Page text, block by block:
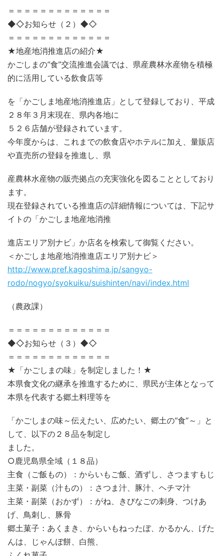
＝＝＝＝＝＝＝＝＝＝＝＝＝
◆◇お知らせ（２）◆◇
＝＝＝＝＝＝＝＝＝＝＝＝＝
★地産地消推進店の紹介★
かごしまの“食”交流推進会議では、県産農林水産物を積極
的に活用している飲食店等
を「かごしま地産地消推進店」として登録しており、平成
２８年３月末現在、県内各地に
５２６店舗が登録されています。
今年度からは、これまでの飲食店やホテルに加え、量販店
や直売所の登録を推進し、県
産農林水産物の販売拠点の充実強化を図ることとしており
ます。
現在登録されている推進店の詳細情報については、下記サ
イトの「かごしま地産地消推
進店エリア別ナビ」か店名を検索して御覧ください。
＜かごしま地産地消推進店エリア別ナビ＞
http://www.pref.kagoshima.jp/sangyo-
rodo/nogyo/syokuiku/suishinten/navi/index.html
（農政課）
＝＝＝＝＝＝＝＝＝＝＝＝＝
◆◇お知らせ（３）◆◇
＝＝＝＝＝＝＝＝＝＝＝＝＝
★「かごしまの味」を制定しました！★
本県食文化の継承を推進するために、県民が主体となって
本県を代表する郷土料理等を
「かごしまの味～伝えたい、広めたい、郷土の“食”～」と
して、以下の２８品を制定し
ました。
○鹿児島県全域（１８品）
主食（ご飯もの）：からいもご飯、酒ずし、さつますもじ
主菜・副菜（汁もの）：さつま汁、豚汁、ヘチマ汁
主菜・副菜（おかず）：がね、きびなごの刺身、つけあ
げ、鳥刺し、豚骨
郷土菓子：あくまき、からいもねったぼ、かるかん、げた
んは、じゃんぼ餅、白熊、